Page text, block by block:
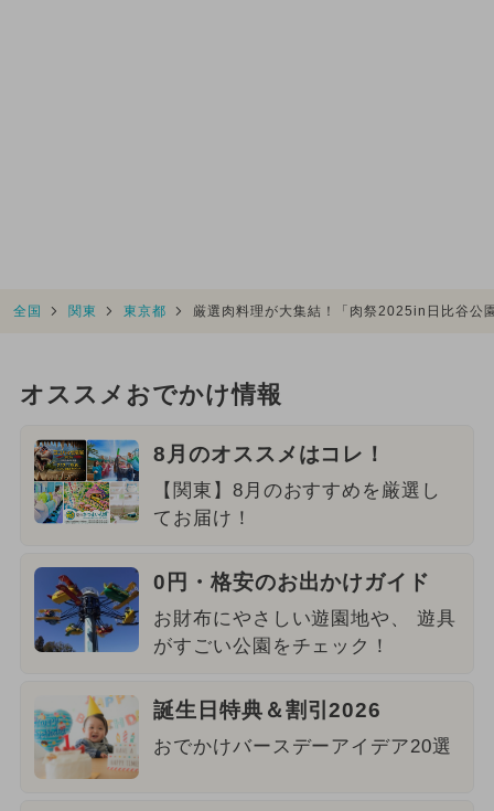
全国 関東 東京都 厳選肉料理が大集結！「肉祭2025in日比谷
オススメおでかけ情報
8月のオススメはコレ！
【関東】8月のおすすめを厳選し
てお届け！
0円・格安のお出かけガイド
お財布にやさしい遊園地や、 遊具
がすごい公園をチェック！
誕生日特典＆割引2026
おでかけバースデーアイデア20選